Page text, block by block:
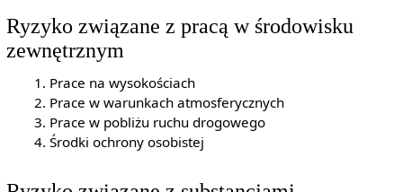
Ryzyko związane z pracą w środowisku
zewnętrznym
Prace na wysokościach
Prace w warunkach atmosferycznych
Prace w pobliżu ruchu drogowego
Środki ochrony osobistej